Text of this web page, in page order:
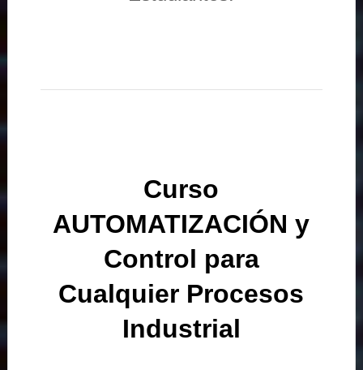
Curso
AUTOMATIZACIÓN y
Control para
Cualquier Procesos
Industrial